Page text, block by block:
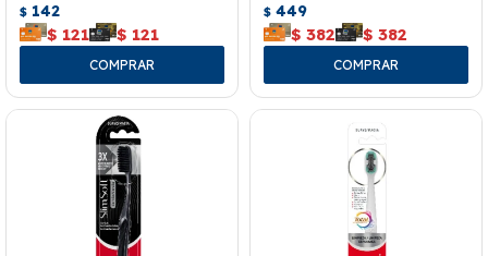
$ 142
$ 121 $ 121
$ 449
$ 382 $ 382